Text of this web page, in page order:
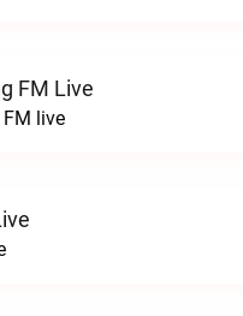
FM Live
live